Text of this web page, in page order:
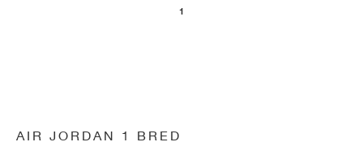
1
AIR JORDAN 1 BRED